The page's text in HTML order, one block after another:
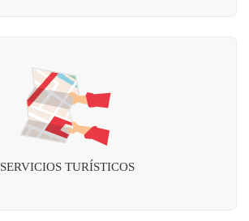
SERVICIOS TURÍSTICOS